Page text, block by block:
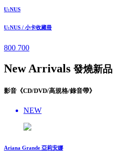
U:NUS
U:NUS / 小卡收藏冊
800 700
New Arrivals 發燒新品
影音《CD/DVD/高規格/錄音帶》
NEW
Ariana Grande 亞莉安娜